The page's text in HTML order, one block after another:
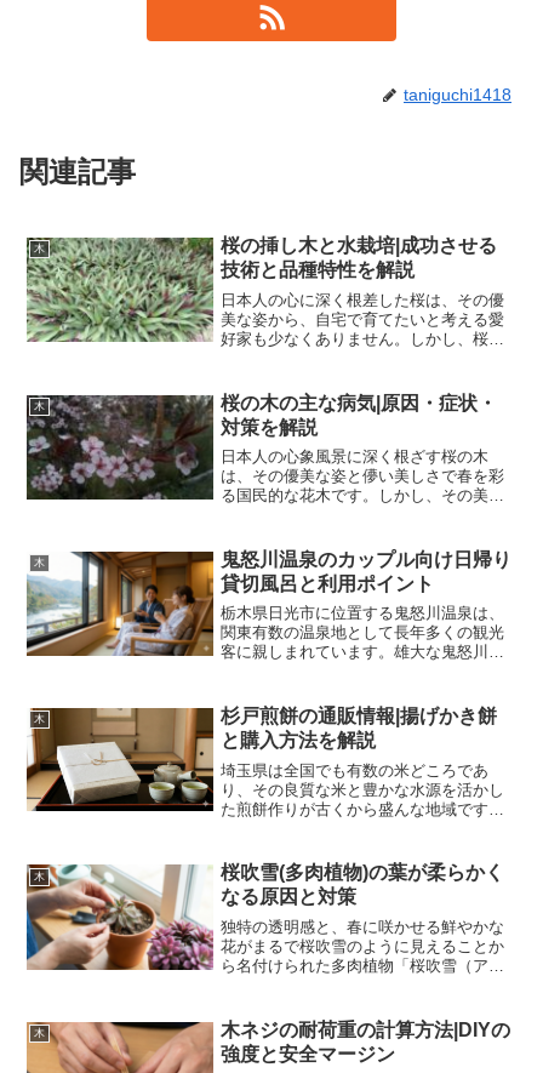
taniguchi1418
関連記事
木
桜の挿し木と水栽培|成功させる
技術と品種特性を解説
日本人の心に深く根差した桜は、その優
美な姿から、自宅で育てたいと考える愛
好家も少なくありません。しかし、桜の
ずに水だけで育てる水栽培という手法
が、桜の挿し木に応用できる...
木
桜の木の主な病気|原因・症状・
対策を解説
日本人の心象風景に深く根ざす桜の木
は、その優美な姿と儚い美しさで春を彩
る国民的な花木です。しかし、その美し
部の公園や街路樹の桜は、環境ストレス
や樹勢の衰えから、病原菌や...
木
鬼怒川温泉のカップル向け日帰り
貸切風呂と利用ポイント
栃木県日光市に位置する鬼怒川温泉は、
関東有数の温泉地として長年多くの観光
客に親しまれています。雄大な鬼怒川の
できる場所として知られています。都心
からのアクセスも良好で、...
木
杉戸煎餅の通販情報|揚げかき餅
と購入方法を解説
埼玉県は全国でも有数の米どころであ
り、その良質な米と豊かな水源を活かし
た煎餅作りが古くから盛んな地域です。
気を集めているのが、杉戸町の名物であ
る「杉戸煎餅」です。特に、...
木
桜吹雪(多肉植物)の葉が柔らかく
なる原因と対策
独特の透明感と、春に咲かせる鮮やかな
花がまるで桜吹雪のように見えることか
ら名付けられた多肉植物「桜吹雪（アナ
ふにゃと柔らかくなったり、しわが寄っ
たりといった異変は、育成...
木
木ネジの耐荷重の計算方法|DIYの
強度と安全マージン